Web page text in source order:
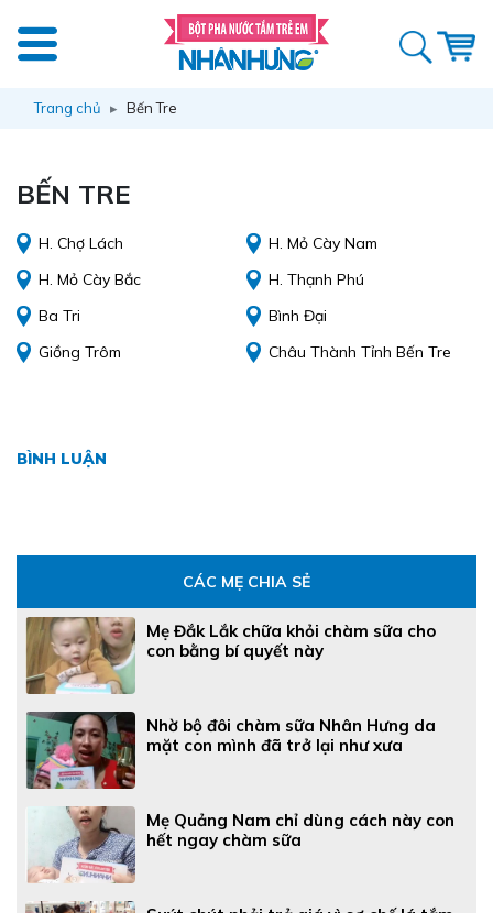
Trang chủ Bến Tre
BẾN TRE
H. Chợ Lách
H. Mỏ Cày Nam
H. Mỏ Cày Bắc
H. Thạnh Phú
Ba Tri
Bình Đại
Giồng Trôm
Châu Thành Tỉnh Bến Tre
BÌNH LUẬN
CÁC MẸ CHIA SẺ
Mẹ Đắk Lắk chữa khỏi chàm sữa cho
con bằng bí quyết này
Nhờ bộ đôi chàm sữa Nhân Hưng da
mặt con mình đã trở lại như xưa
Mẹ Quảng Nam chỉ dùng cách này con
hết ngay chàm sữa